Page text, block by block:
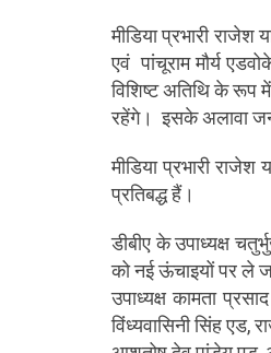
मीडिया प्रभारी
एवं  पांचूराम मौर्य
विशिष्ट अतिथि के रूप
रहेंगे।  इसके अलावा
मीडिया प्रभारी
प्रतिबद्ध हैं।
डीबीए के उपाध्यक्ष
को नई ऊंचाइयों पर ले
उपाध्यक्ष कामता
विंध्यवासिनी सिंह एड,